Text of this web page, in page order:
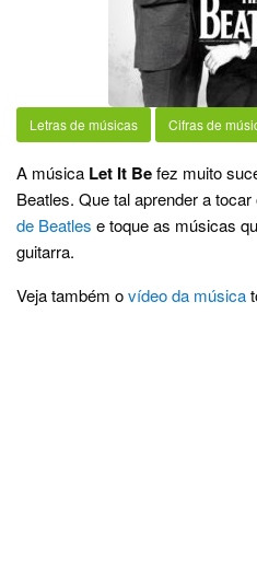
Letras de músicas Cifras de
A música Let It Befez muito
Beatles. Que tal aprender a
de Beatles e toque as músicas
guitarra.
Veja também ovídeo da música